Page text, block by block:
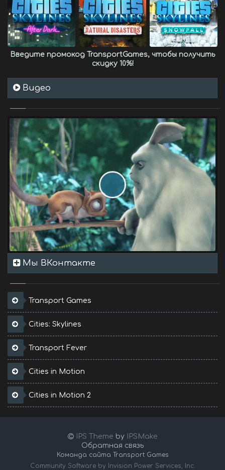
Введите промокод TransportGames, чтобы получить
скидку 10%!
Видео
Мы ВКонтакте
Transport Games
Cities: Skylines
Transport Fever
Cities in Motion
Cities in Motion 2
IPS Theme by
IPSMake
Обратная связь
Команда сайта Transport Games
Community Software by Invision Power Services, Inc.